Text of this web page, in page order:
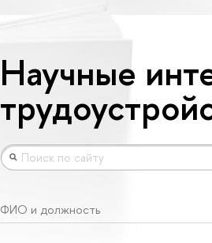
Научные
ФИО и должность